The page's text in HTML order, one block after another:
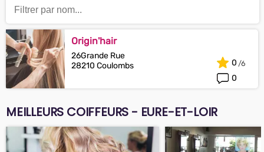
Origin'hair
26Grande Rue
28210 Coulombs
0
0
MEILLEURS COIFFEURS - EURE-ET-LOIR